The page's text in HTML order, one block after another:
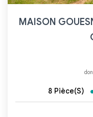
MAISON
8 Pièce(s)